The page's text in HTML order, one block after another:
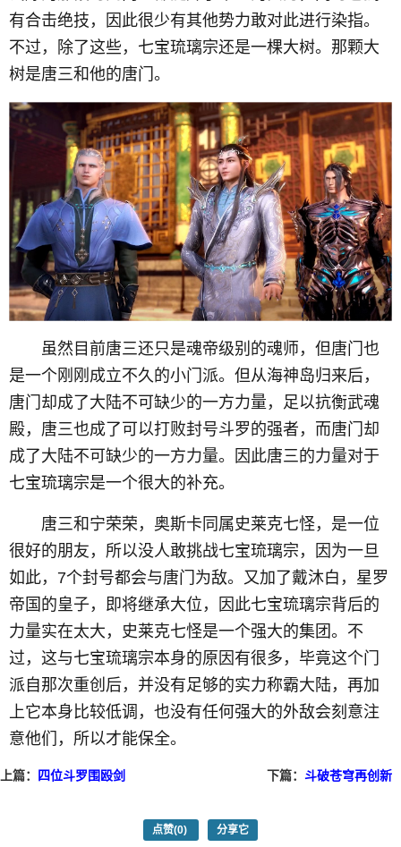
有合击绝技，因此很少有其他势力敢对此进行染指。
不过，除了这些，七宝琉璃宗还是一棵大树。那颗大
树是唐三和他的唐门。
虽然目前唐三还只是魂帝级别的魂师，但唐门也
是一个刚刚成立不久的小门派。但从海神岛归来后，
唐门却成了大陆不可缺少的一方力量，足以抗衡武魂
殿，唐三也成了可以打败封号斗罗的强者，而唐门却
成了大陆不可缺少的一方力量。因此唐三的力量对于
七宝琉璃宗是一个很大的补充。
唐三和宁荣荣，奥斯卡同属史莱克七怪，是一位
很好的朋友，所以没人敢挑战七宝琉璃宗，因为一旦
如此，7个封号都会与唐门为敌。又加了戴沐白，星罗
帝国的皇子，即将继承大位，因此七宝琉璃宗背后的
力量实在太大，史莱克七怪是一个强大的集团。不
过，这与七宝琉璃宗本身的原因有很多，毕竟这个门
派自那次重创后，并没有足够的实力称霸大陆，再加
上它本身比较低调，也没有任何强大的外敌会刻意注
意他们，所以才能保全。
上篇：
四位斗罗围殴剑
下篇： 斗破苍穹再创新
点赞(0) 分享它